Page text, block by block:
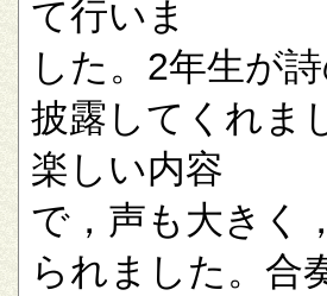
て行いま
した。2年生が
披露してくれま
楽しい内容
で，声も大きく
られました。合